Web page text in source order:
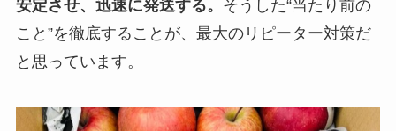
安定させ、迅速に発送する。 そうした“当たり前の
こと”を徹底することが、最大のリピーター対策だ
と思っています。